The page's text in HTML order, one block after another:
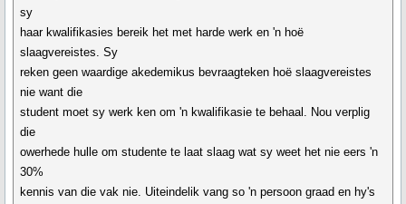
sy
haar kwalifikasies bereik het met harde werk en 'n hoë
slaagvereistes. Sy
reken geen waardige akedemikus bevraagteken hoë slaagvereistes
nie want die
student moet sy werk ken om 'n kwalifikasie te behaal. Nou verplig
die
owerhede hulle om studente te laat slaag wat sy weet het nie eers 'n
30%
kennis van die vak nie. Uiteindelik vang so 'n persoon graad en hy's